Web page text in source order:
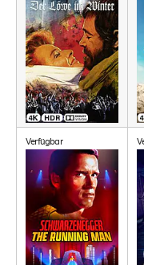
Verfügbar